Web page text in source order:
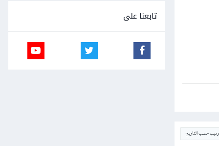
حسب التاريخ
تابعنا على